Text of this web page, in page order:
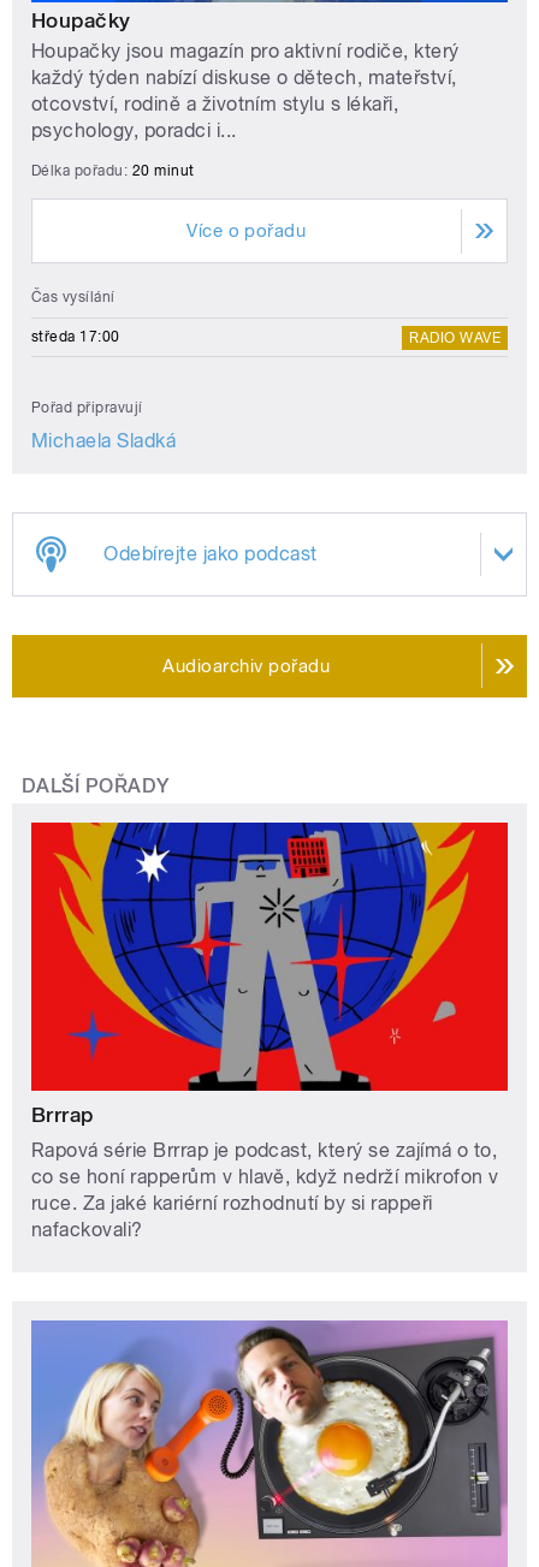
Houpačky
Houpačky jsou magazín pro aktivní rodiče, který
každý týden nabízí diskuse o dětech, mateřství,
otcovství, rodině a životním stylu s lékaři,
psychology, poradci i...
Délka pořadu: 20 minut
Více o pořadu
Čas vysílání
středa 17:00 RADIO WAVE
Pořad připravují
Michaela Sladká
Odebírejte jako podcast
Audioarchiv pořadu
DALŠÍ POŘADY
Brrrap
Rapová série Brrrap je podcast, který se zajímá o to,
co se honí rapperům v hlavě, když nedrží mikrofon v
ruce. Za jaké kariérní rozhodnutí by si rappeři
nafackovali?